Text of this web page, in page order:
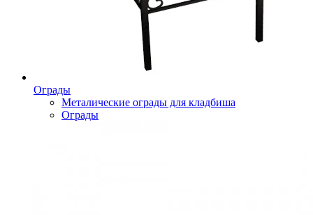
Ограды
Металические ограды для кладбиша
Ограды